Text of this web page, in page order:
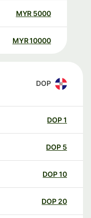
5000
MYR
10000
MYR
DOP
DOP
DOP
DOP
20
DOP